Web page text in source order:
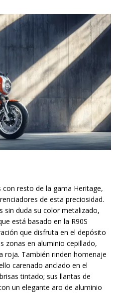
con resto de la gama Heritage,
de esta preciosidad.
sin duda su color metalizado,
está basado en la R90S
que disfruta en el depósito
zonas en aluminio cepillado,
roja. También rinden homenaje
carenado anclado en el
tintado; sus llantas de
un elegante aro de aluminio